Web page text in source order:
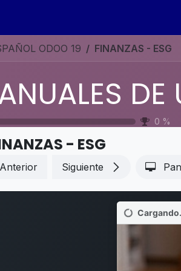
ODOO 19 FINANZAS - ESG
0 %
- ESG
Anterior Siguiente